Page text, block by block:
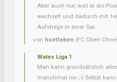
Aber auch nur, weil er die
wechselt und dadurch mit
Aufstiege in einer Sai...
von huetteben (FC Oben
Wales Liga 1
Man kann grundsätzlich
manchmal nix ;-) Selbst